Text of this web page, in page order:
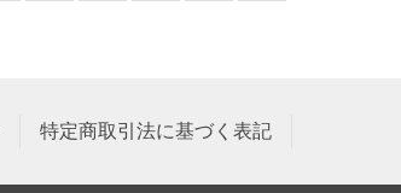
特定商取引法に基づく表記